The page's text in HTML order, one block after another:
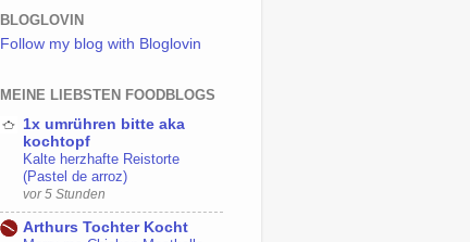
BLOGLOVIN
Follow my blog with Bloglovin
MEINE LIEBSTEN FOODBLOGS
1x umrühren bitte aka
kochtopf
Kalte herzhafte Reistorte
(Pastel de arroz)
vor 5 Stunden
Arthurs Tochter Kocht